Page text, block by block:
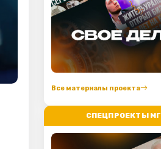
Все материалы проекта
СПЕЦПРОЕКТЫ МГ